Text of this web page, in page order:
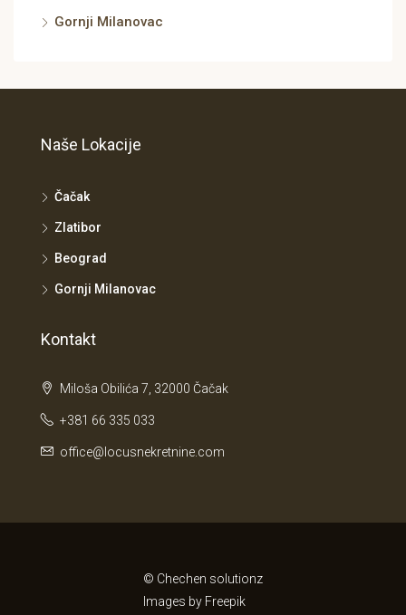
Gornji Milanovac
Naše Lokacije
Čačak
Zlatibor
Beograd
Gornji Milanovac
Kontakt
Miloša Obilića 7, 32000 Čačak
+381 66 335 033
office@locusnekretnine.com
© Chechen solutionz
Images by Freepik